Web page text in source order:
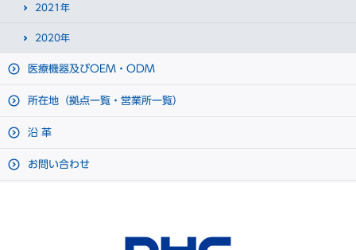
2021年
2020年
医療機器及びOEM・ODM
所在地（拠点一覧・営業所一覧）
沿 革
お問い合わせ